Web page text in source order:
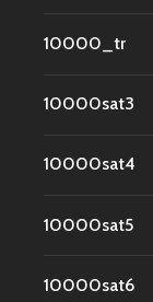
10000_tr
10000sat3
10000sat4
10000sat5
10000sat6